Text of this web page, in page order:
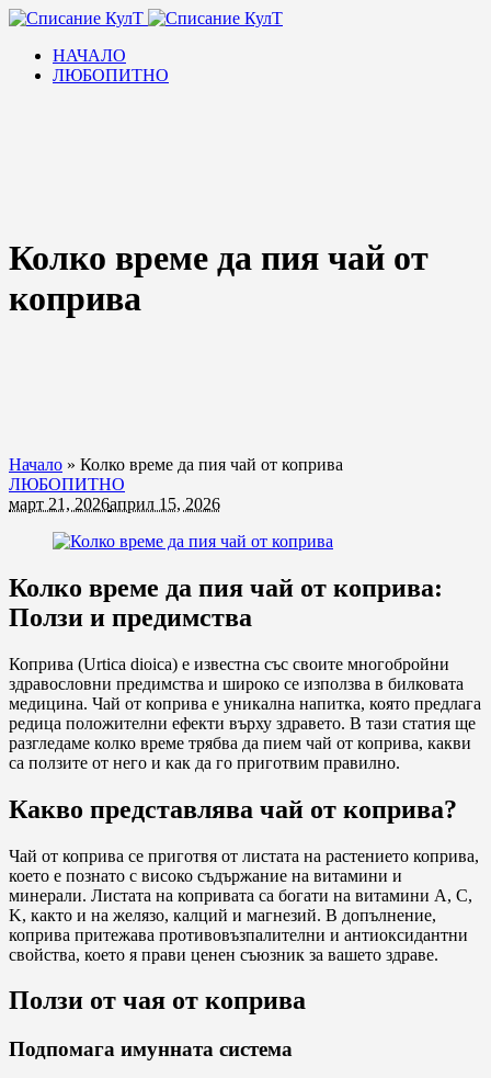
НАЧАЛО
ЛЮБОПИТНО
Колко време да пия чай от
коприва
Начало » Колко време да пия чай от коприва
ЛЮБОПИТНО
март 21, 2026април 15, 2026
Колко време да пия чай от коприва:
Ползи и предимства
Коприва (Urtica dioica) е известна със своите многобройни
здравословни предимства и широко се използва в билковата
медицина. Чай от коприва е уникална напитка, която предлага
редица положителни ефекти върху здравето. В тази статия ще
разгледаме колко време трябва да пием чай от коприва, какви
са ползите от него и как да го приготвим правилно.
Какво представлява чай от коприва?
Чай от коприва се приготвя от листата на растението коприва,
което е познато с високо съдържание на витамини и
минерали. Листата на копривата са богати на витамини A, C,
K, както и на желязо, калций и магнезий. В допълнение,
коприва притежава противовъзпалителни и антиоксидантни
свойства, което я прави ценен съюзник за вашето здраве.
Ползи от чая от коприва
Подпомага имунната система